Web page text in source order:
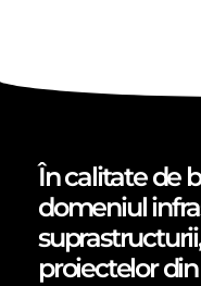
În calitate de
domeniul
proiectelor